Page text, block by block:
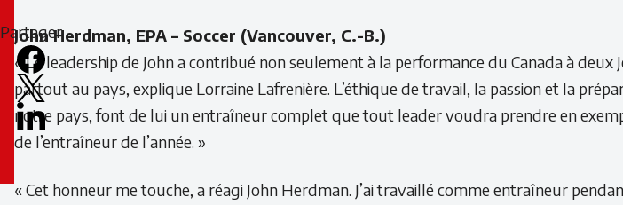
Partager
Facebook
X
LinkedIn
Email
icon
John Herdman, EPA – Soccer (Vancouver, C.-B.)
« Le leadership de John a contribué non seulement à la performance du Canada à
partout au pays, explique Lorraine Lafrenière. L’éthique de travail, la passion et la
notre pays, font de lui un entraîneur complet que tout leader voudra prendre en
de l’entraîneur de l’année. »
« Cet honneur me touche, a réagi John Herdman. J’ai travaillé comme entraîneur